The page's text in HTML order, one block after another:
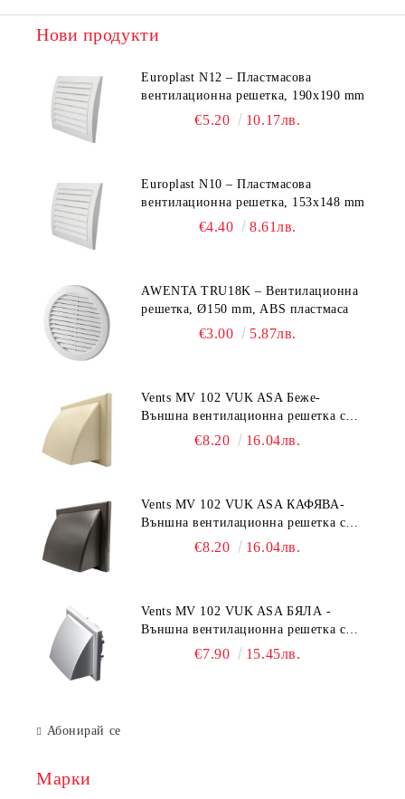
Нови продукти
Europlast N12 – Пластмасова
вентилационна решетка, 190x190 mm
€5.20 10.17лв.
Europlast N10 – Пластмасова
вентилационна решетка, 153x148 mm
€4.40 8.61лв.
AWENTA TRU18K – Вентилационна
решетка, Ø150 mm, ABS пластмаса
€3.00 5.87лв.
Vents MV 102 VUK ASA Беже-
Външна вентилационна решетка с
гравитачна клапа Ø 100, Ø 125,
€8.20 16.04лв.
Vents MV 102 VUK ASA КАФЯВА-
Външна вентилационна решетка с
гравитачна клапа Ø 100, Ø 125,
€8.20 16.04лв.
Vents MV 102 VUK ASA БЯЛА -
Външна вентилационна решетка с
гравитачна клапа Ø 100, Ø 125,
€7.90 15.45лв.
Абонирай се
Марки